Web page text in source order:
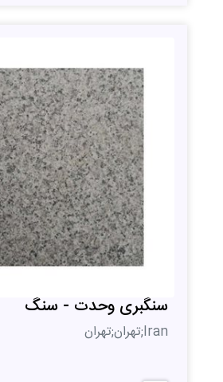
سنگبری وحدت - سنگ
Iran;تهران;تهران